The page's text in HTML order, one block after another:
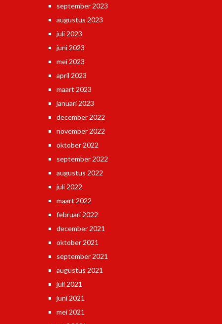
september 2023
augustus 2023
juli 2023
juni 2023
mei 2023
april 2023
maart 2023
januari 2023
december 2022
november 2022
oktober 2022
september 2022
augustus 2022
juli 2022
maart 2022
februari 2022
december 2021
oktober 2021
september 2021
augustus 2021
juli 2021
juni 2021
mei 2021